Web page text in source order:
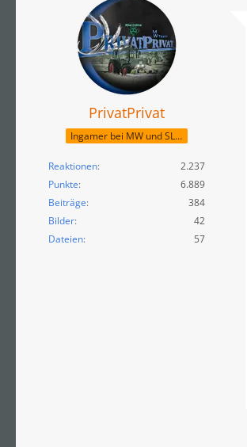
PrivatPrivat
Ingamer bei MW und SLM
Reaktionen
2.237
Punkte
6.889
Beiträge
384
Bilder
42
Dateien
57